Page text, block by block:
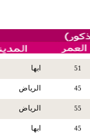
51 ابها
45 الرياض
55 الرياض
45 ابها